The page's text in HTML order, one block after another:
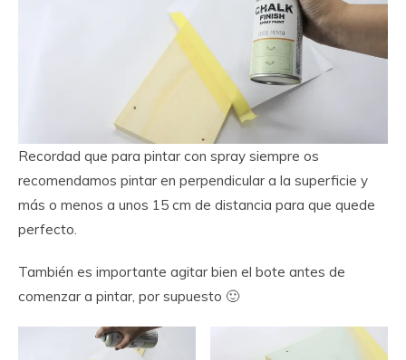
Recordad que para pintar con spray siempre os
recomendamos pintar en perpendicular a la superficie y
más o menos a unos 15 cm de distancia para que quede
perfecto.
También es importante agitar bien el bote antes de
comenzar a pintar, por supuesto 🙂